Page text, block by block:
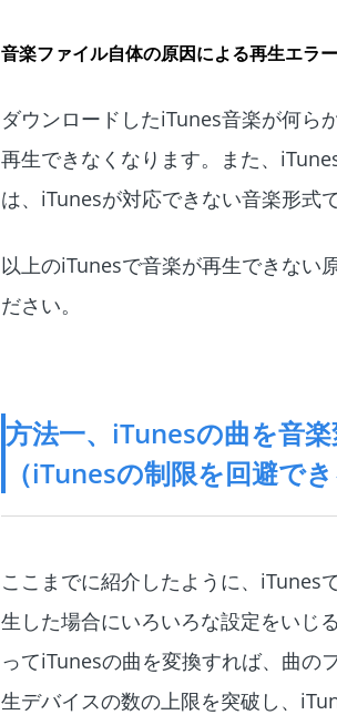
音楽ファイル自体の原因による再生エラー
ダウンロードしたiTunes音楽が何ら
再生できなくなります。また、
は、iTunesが対応できない音楽形式
以上のiTunesで音楽が再生できない
ださい。
方法一、iTunesの曲を音
（iTunesの制限を回避でき
ここまでに紹介したように、iTunes
生した場合にいろいろな設定をいじ
ってiTunesの曲を変換すれば、曲の
生デバイスの数の上限を突破し、